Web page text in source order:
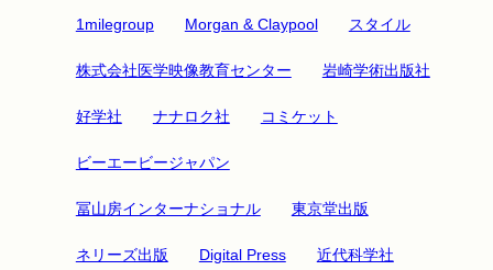
1milegroup Morgan & Claypool スタイル
株式会社医学映像教育センター 岩崎学術出版社
好学社 ナナロク社 コミケット
ビーエービージャパン
冨山房インターナショナル 東京堂出版
ネリーズ出版 Digital Press 近代科学社